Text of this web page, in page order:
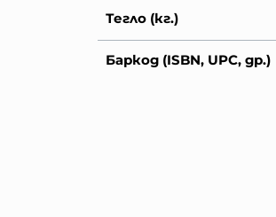
Тегло (кг.)
Баркод (ISBN, UPC, др.)